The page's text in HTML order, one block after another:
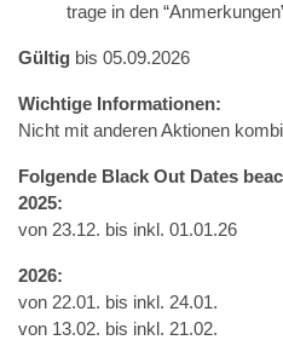
trage in den
Gültig bis 05.09.2026
Wichtige Informationen:
Nicht mit anderen Aktionen
Folgende Black Out Dates
2025:
von 23.12. bis inkl. 01.01.26
2026:
von 22.01. bis inkl. 24.01.
von 13.02. bis inkl. 21.02.